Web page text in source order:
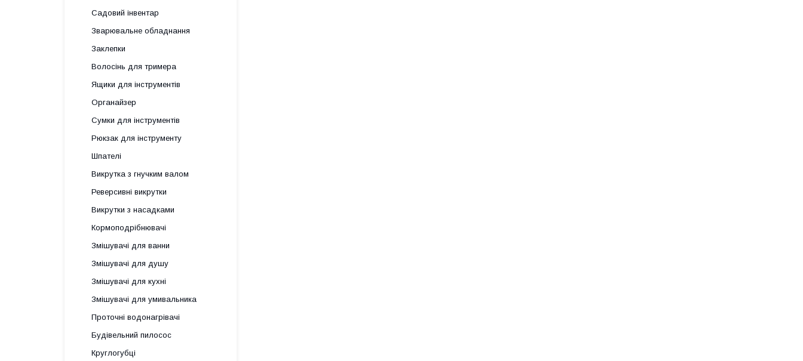
Садовий інвентар
Зварювальне обладнання
Заклепки
Волосінь для тримера
Ящики для інструментів
Органайзер
Сумки для інструментів
Рюкзак для інструменту
Шпателі
Викрутка з гнучким валом
Реверсивні викрутки
Викрутки з насадками
Кормоподрібнювачі
Змішувачі для ванни
Змішувачі для душу
Змішувачі для кухні
Змішувачі для умивальника
Проточні водонагрівачі
Будівельний пилосос
Круглогубці